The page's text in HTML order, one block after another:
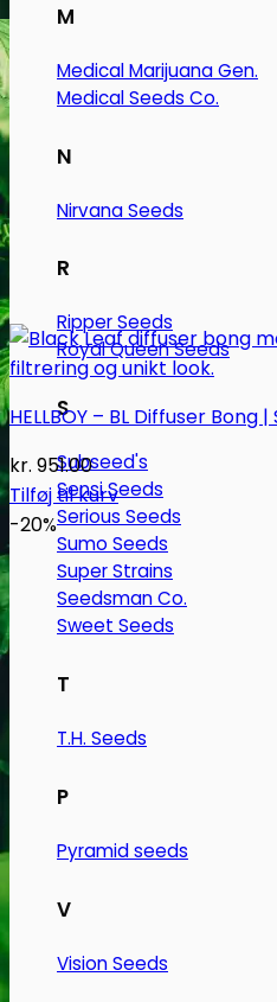
M
Medical Marijuana Gen.
Medical Seeds Co.
N
Nirvana Seeds
R
Ripper Seeds
Royal Queen Seeds
S
Subseed's
Sensi Seeds
Serious Seeds
Sumo Seeds
Super Strains
Seedsman Co.
Sweet Seeds
T
T.H. Seeds
P
Pyramid seeds
V
Vision Seeds
HELLBOY – BL Diffuser Bong
kr. 951.00
Tilføj til kurv
-20%